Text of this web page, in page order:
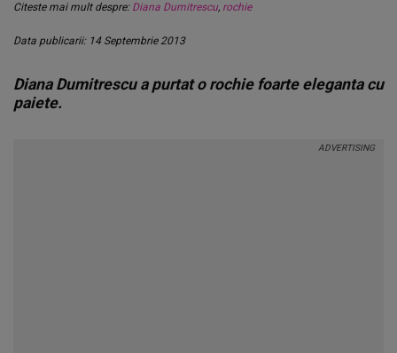
Citeste mai mult despre: Diana Dumitrescu, rochie
Data publicarii: 14 Septembrie 2013
Diana Dumitrescu a purtat o rochie foarte eleganta cu
paiete.